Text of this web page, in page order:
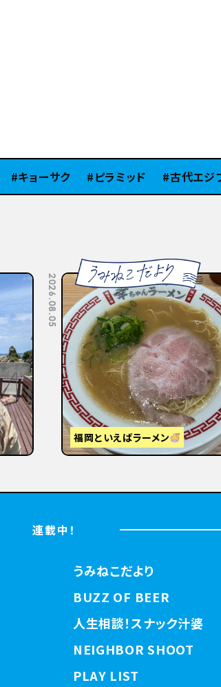
キョーサク ピラミッド 古代エジプト
と
2026.07.15
【関西視察】東京から大阪・京都へ
連載中！
うみねこだより
BUZZ OF BEER
人生相談！スナック汁婆
NEIGHBOR SHOOT
PLAY LIST